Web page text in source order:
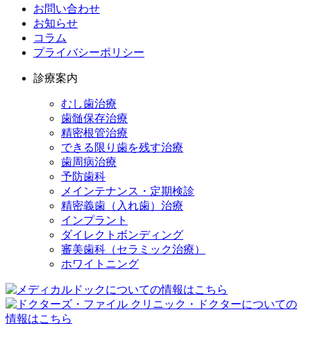
お問い合わせ
お知らせ
コラム
プライバシーポリシー
診療案内
むし歯治療
歯髄保存治療
精密根管治療
できる限り歯を残す治療
歯周病治療
予防歯科
メインテナンス・定期検診
精密義歯（入れ歯）治療
インプラント
ダイレクトボンディング
審美歯科（セラミック治療）
ホワイトニング